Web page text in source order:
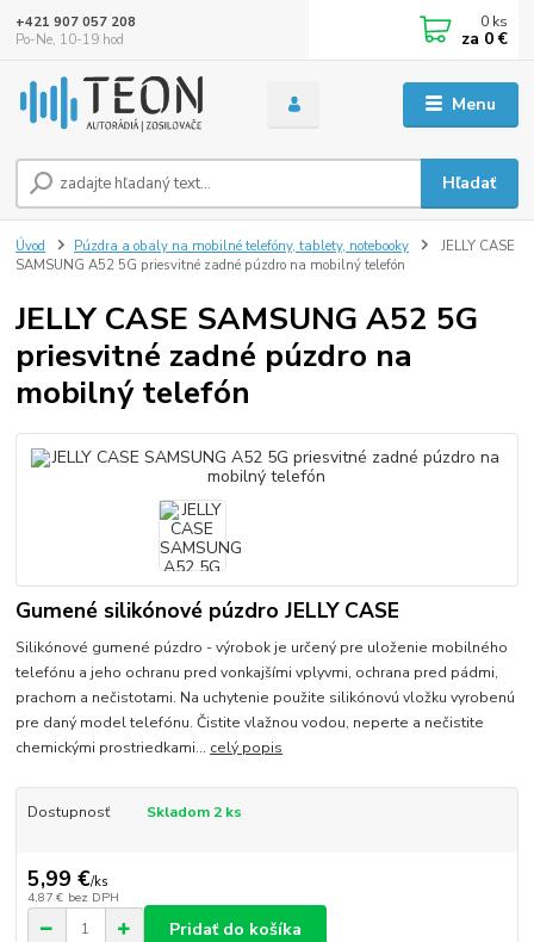
Menu
Hľadať
+421 907 057 208
Po-Ne, 10-19 hod
0 ks
za 0 €
Úvod Púzdra a obaly na mobilné telefóny, tablety, notebooky
JELLY CASE
SAMSUNG A52 5G priesvitné zadné púzdro na mobilný telefón
JELLY CASE SAMSUNG A52 5G
priesvitné zadné púzdro na
mobilný telefón
Gumené silikónové púzdro JELLY CASE
Silikónové gumené púzdro - výrobok je určený pre uloženie mobilného
telefónu a jeho ochranu pred vonkajšími vplyvmi, ochrana pred pádmi,
prachom a nečistotami. Na uchytenie použite silikónovú vložku vyrobenú
pre daný model telefónu. Čistite vlažnou vodou, neperte a nečistite
chemickými prostriedkami... celý popis
Dostupnosť Skladom 2 ks
5,99 €/ks
4,87 € bez DPH
Pridať do košíka